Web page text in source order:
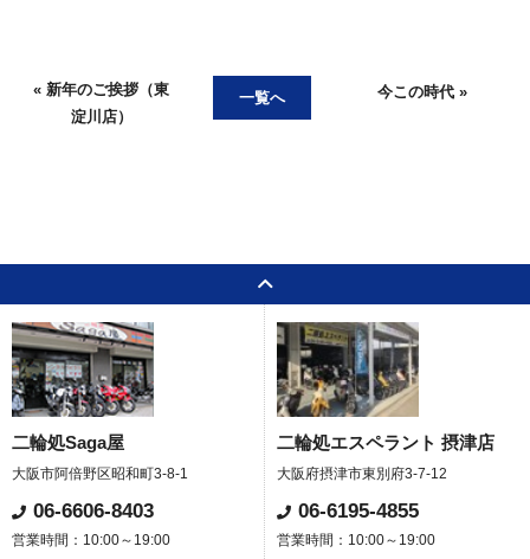
« 新年のご挨拶（東
淀川店）
一覧へ 今この時代 »
二輪処Saga屋
大阪市阿倍野区昭和町3-8-1
06-6606-8403
営業時間：10:00～19:00
二輪処エスペラント 摂津店
大阪府摂津市東別府3-7-12
06-6195-4855
営業時間：10:00～19:00